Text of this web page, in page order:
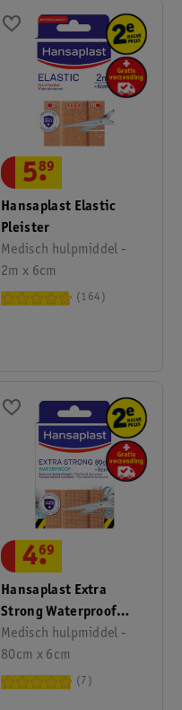
Hansaplast Elastic
Pleister
Medisch hulpmiddel -
2m x 6cm
5.
89
164
Hansaplast Extra
Strong Waterproof
Pleisters
Medisch hulpmiddel -
80cm x 6cm
4.
69
7